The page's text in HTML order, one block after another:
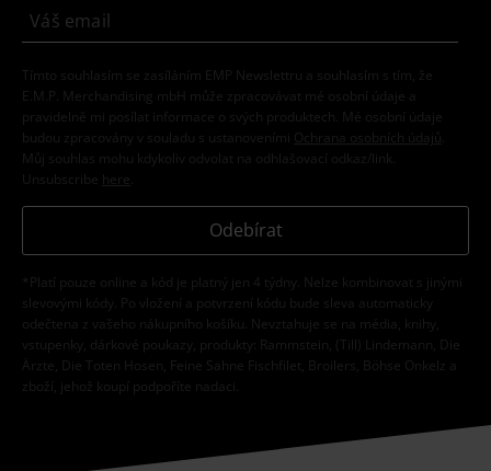
Tímto souhlasím se zasíláním EMP Newslettru a souhlasím s tím, že
E.M.P. Merchandising mbH může zpracovávat mé osobní údaje a
pravidelně mi posílat informace o svých produktech. Mé osobní údaje
budou zpracovány v souladu s ustanoveními
Ochrana osobních údajů
Můj souhlas mohu kdykoliv odvolat na odhlašovací odkaz/link.
Unsubscribe here
Odebírat
*Platí pouze online a kód je platný jen 4 týdny. Nelze kombinovat s jinými
slevovými kódy. Po vložení a potvrzení kódu bude sleva automaticky
odečtena z vašeho nákupního košíku. Nevztahuje se na média, knihy,
vstupenky, dárkové poukazy, produkty: Rammstein, (Till) Lindemann, Die
Ärzte, Die Toten Hosen, Feine Sahne Fischfilet, Broilers, Böhse Onkelz a
zboží, jehož koupí podpoříte nadaci.